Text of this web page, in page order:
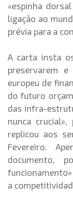
«espinha
ligação ao
prévia para a
A carta insta
preservarem
europeu de
do futuro
das infra-
nunca
replicou aos
Fevereiro.
documento,
a